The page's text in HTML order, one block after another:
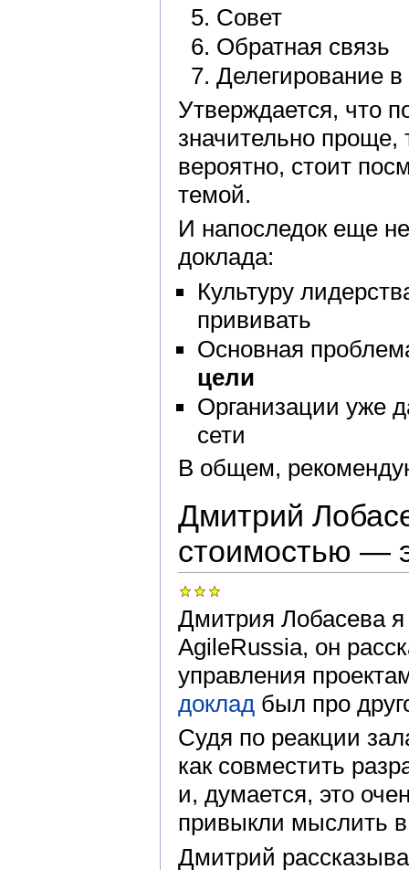
Совет
Обратная связь
Делегирование
Утверждается, что
значительно проще,
вероятно, стоит
темой.
И напоследок еще
доклада:
Культуру
прививать
Основная
цели
Организации уже
сети
В общем,
Дмитрий
стоимостью —
Дмитрия Лобасева
AgileRussia, он
управления
доклад был про
Судя по реакции
как совместить
и, думается, это
привыкли мыслить
Дмитрий